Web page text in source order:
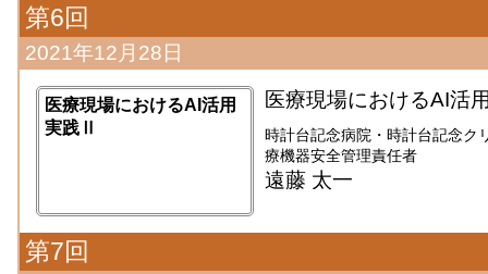
第6回
2021年12月28日
医療現場におけるAI活用
実践Ⅱ
医療現場におけるAI活
時計台記念病院・時計台記念ク
療機器安全管理責任者
遠藤 太一
第7回